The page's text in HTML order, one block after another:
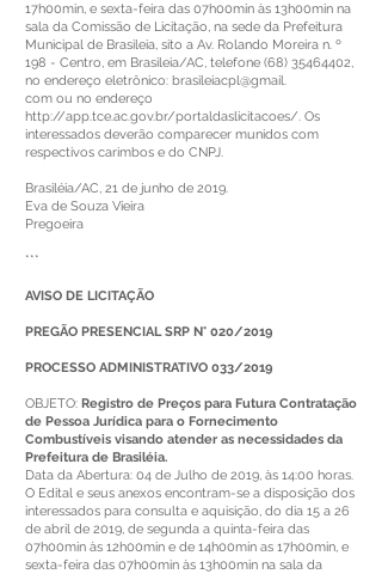
17h00min, e sexta-feira das 07h00min às 13h00min na
sala da Comissão de Licitação, na sede da Prefeitura
Municipal de Brasileia, sito a Av. Rolando Moreira n. º
198 - Centro, em Brasileia/AC, telefone (68) 35464402,
no endereço eletrônico: brasileiacpl@gmail.
com ou no endereço
http://app.tce.ac.gov.br/portaldaslicitacoes/. Os
interessados deverão comparecer munidos com
respectivos carimbos e do CNPJ.
Brasiléia/AC, 21 de junho de 2019.
Eva de Souza Vieira
Pregoeira
***
AVISO DE LICITAÇÃO
PREGÃO PRESENCIAL SRP N° 020/2019
PROCESSO ADMINISTRATIVO 033/2019
OBJETO: Registro de Preços para Futura Contratação
de Pessoa Jurídica para o Fornecimento
Combustíveis visando atender as necessidades da
Prefeitura de Brasiléia.
Data da Abertura: 04 de Julho de 2019, às 14:00 horas.
O Edital e seus anexos encontram-se a disposição dos
interessados para consulta e aquisição, do dia 15 a 26
de abril de 2019, de segunda a quinta-feira das
07h00min às 12h00min e de 14h00min as 17h00min, e
sexta-feira das 07h00min às 13h00min na sala da